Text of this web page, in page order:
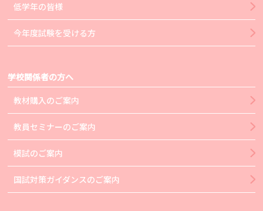
低学年の皆様
今年度試験を受ける方
学校関係者の方へ
教材購入のご案内
教員セミナーのご案内
模試のご案内
国試対策ガイダンスのご案内